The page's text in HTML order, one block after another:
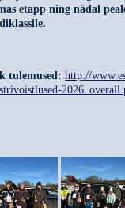
etapp ning nädal
tulemused:http://